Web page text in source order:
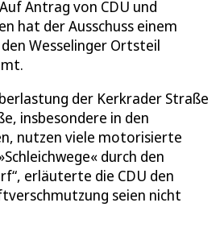
Antrag von CDU und
hat der Ausschuss einem
Wesselinger Ortsteil
der Kerkrader Straße
insbesondere in den
nutzen viele motorisierte
durch den
erläuterte die CDU den
seien nicht